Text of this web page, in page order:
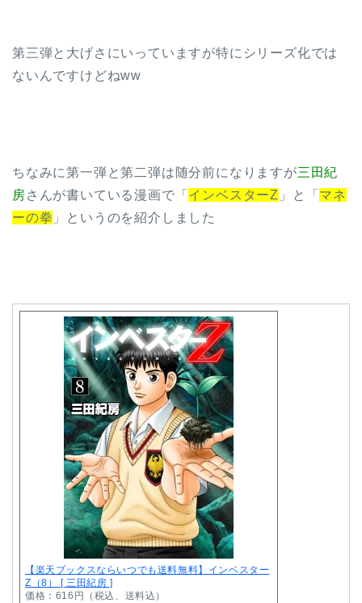
第三弾と大げさにいっていますが特にシリーズ化では
ないんですけどねww
ちなみに第一弾と第二弾は随分前になりますが三田紀
房さんが書いている漫画で「 インベスターZ 」と「 マネ
ーの拳 」というのを紹介しました
【楽天ブックスならいつでも送料無料】インベスター
Z（8） [ 三田紀房 ]
価格：616円（税込、送料込）